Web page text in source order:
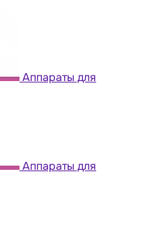
Аппараты для
Аппараты для